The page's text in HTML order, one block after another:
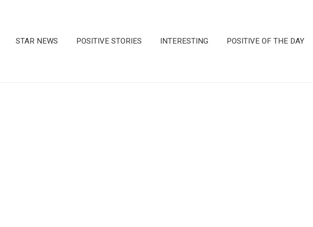
STAR NEWS POSITIVE STORIES INTERESTING POSITIVE OF THE DAY